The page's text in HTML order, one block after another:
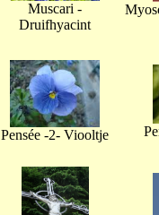
Muscari -
Druifhyacint
Pensée -2- Viooltje